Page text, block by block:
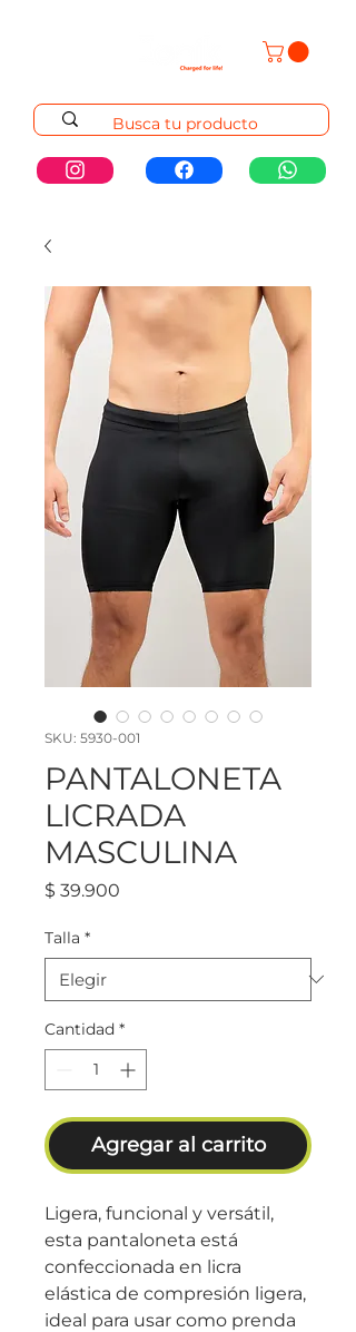
SKU: 5930-001
PANTALONETA
LICRADA
MASCULINA
$ 39.900
Talla *
Cantidad *
Agregar al carrito
Ligera, funcional y versátil,
esta pantaloneta está
confeccionada en licra
elástica de compresión ligera,
ideal para usar como prenda